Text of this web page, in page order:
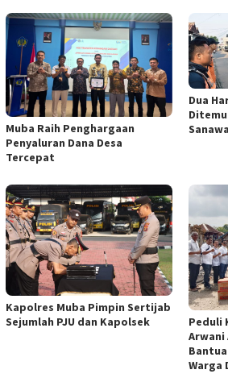
Muba Raih Penghargaan
Penyaluran Dana Desa
Tercepat
Dua
Kapolres Muba Pimpin Sertijab
Sejumlah PJU dan Kapolsek
Peduli
Arwani
Warga